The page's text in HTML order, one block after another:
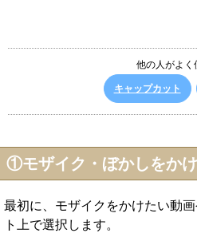
他の人がよく
キャップカット
①モザイク・ぼかしをか
最初に、モザイクをかけたい動
ト上で選択します。